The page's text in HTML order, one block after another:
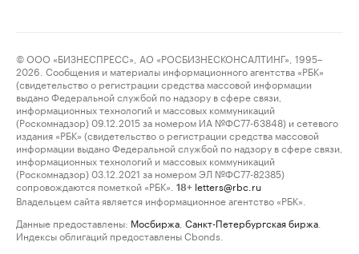
© ООО «БИЗНЕСПРЕСС», АО «РОСБИЗНЕСКОНСАЛТИНГ», 1995–
2026. Сообщения и материалы информационного агентства «РБК»
(свидетельство о регистрации средства массовой информации
выдано Федеральной службой по надзору в сфере связи,
информационных технологий и массовых коммуникаций
(Роскомнадзор) 09.12.2015 за номером ИА №ФС77-63848) и сетевого
издания «РБК» (свидетельство о регистрации средства массовой
информации выдано Федеральной службой по надзору в сфере связи,
информационных технологий и массовых коммуникаций
(Роскомнадзор) 03.12.2021 за номером ЭЛ №ФС77-82385)
сопровождаются пометкой «РБК».
18+ letters@rbc.ru
Владельцем сайта является информационное агентство «РБК».
Данные предоставлены: Мосбиржа Санкт-Петербургская биржа
Индексы облигаций предоставлены Cbonds.